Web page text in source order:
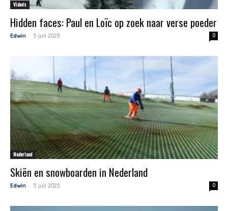
Video's
Hidden faces: Paul en Loïc op zoek naar verse poeder
Edwin - 5 juli 2023 0
Nederland
Skiën en snowboarden in Nederland
Edwin - 5 juli 2023 0